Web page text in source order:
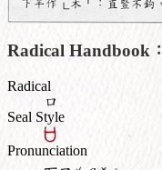
Radical Handbook：
Radical
口
Seal Style
Pronunciation